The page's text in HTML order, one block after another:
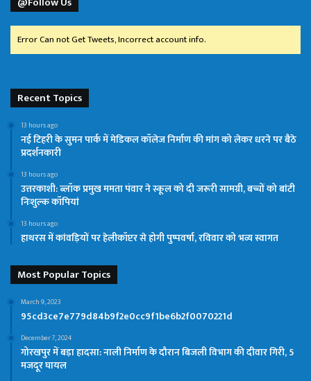
Error Can not Get Tweets, Incorrect account info.
Recent Topics
13 hours ago
नई टिहरी के सुमन पार्क में मेडिकल कॉलेज निर्माण की मांग को लेकर धरने पर बैठे
प्रदर्शनकारी
13 hours ago
उत्तरकाशी: ब्लॉक प्रमुख ममता पंवार ने स्कूल को दी जरूरी सामग्री, बच्चों को बांटी
निःशुल्क कॉपियां
13 hours ago
हाथरस में कांवड़ियों पर हेलीकॉप्टर से होगी पुष्पवर्षा, रविवार को भव्य स्वागत
Most Popular Topics
March 9, 2023
95cd3ce7e779d84b9f2e0cc9f1be6b2f0070221d
December 7, 2024
गोरखपुर में बड़ा हादसा: नाली निर्माण के दौरान बिजली विभाग की दीवार गिरी, 5
मजदूर घायल